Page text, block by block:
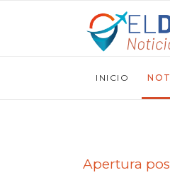
INICIO
Apertura